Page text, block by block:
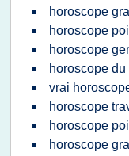
horoscope
horoscope
horoscope
horoscope
vrai
horoscope
horoscope
horoscope